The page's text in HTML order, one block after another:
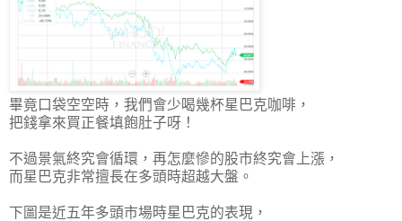
畢竟口袋空空時，我們會少喝幾杯星巴克咖啡，
把錢拿來買正餐填飽肚子呀！
不過景氣終究會循環，再怎麼慘的股市終究會上漲，
而星巴克非常擅長在多頭時超越大盤。
下圖是近五年多頭市場時星巴克的表現，